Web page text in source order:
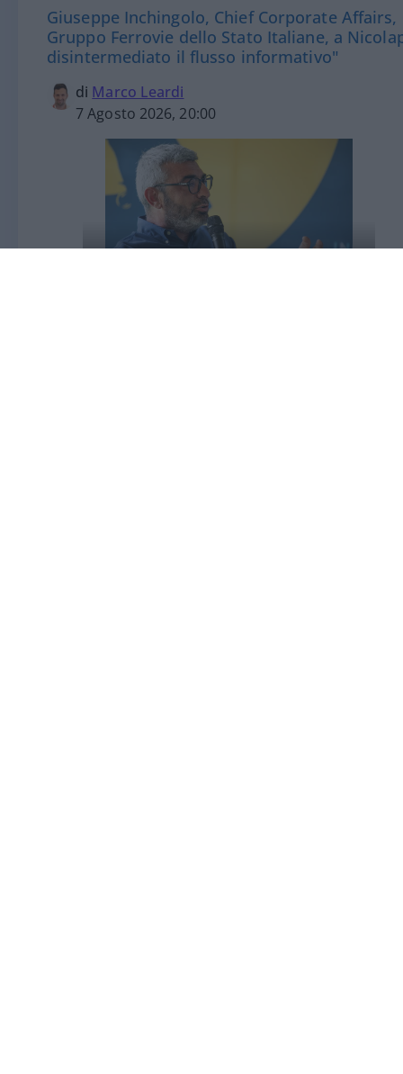
Giuseppe Inchingolo, Chief Corporate
Gruppo Ferrovie dello Stato Italiane, a
disintermediato il flusso informativo"
di Marco Leardi
7 Agosto 2026, 20:00